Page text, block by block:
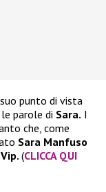
punto di vista
parole di Sara. I
che, come
Sara Manfuso
(CLICCA QUI